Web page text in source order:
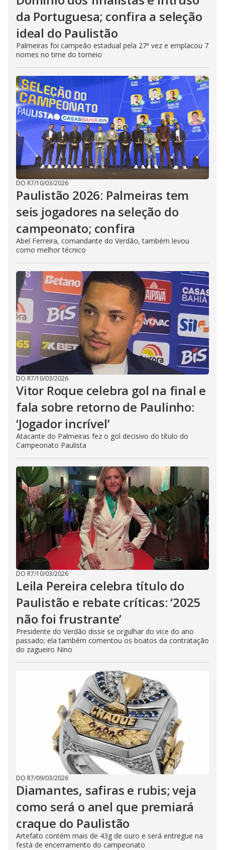
da Portuguesa; confira a seleção
ideal do Paulistão
Palmeiras foi campeão estadual pela 27ª vez e emplacou 7
nomes no time do torneio
DO R7/10/03/2026
Paulistão 2026: Palmeiras tem
seis jogadores na seleção do
campeonato; confira
Abel Ferreira, comandante do Verdão, também levou
como melhor técnico
DO R7/10/03/2026
Vitor Roque celebra gol na final e
fala sobre retorno de Paulinho:
‘Jogador incrível’
Atacante do Palmeiras fez o gol decisivo do título do
Campeonato Paulista
DO R7/10/03/2026
Leila Pereira celebra título do
Paulistão e rebate críticas: ‘2025
não foi frustrante’
Presidente do Verdão disse se orgulhar do vice do ano
passado; ela também comentou os boatos da contratação
do zagueiro Nino
DO R7/09/03/2026
Diamantes, safiras e rubis; veja
como será o anel que premiará
craque do Paulistão
Artefato contém mais de 43g de ouro e será entregue na
festa de encerramento do campeonato